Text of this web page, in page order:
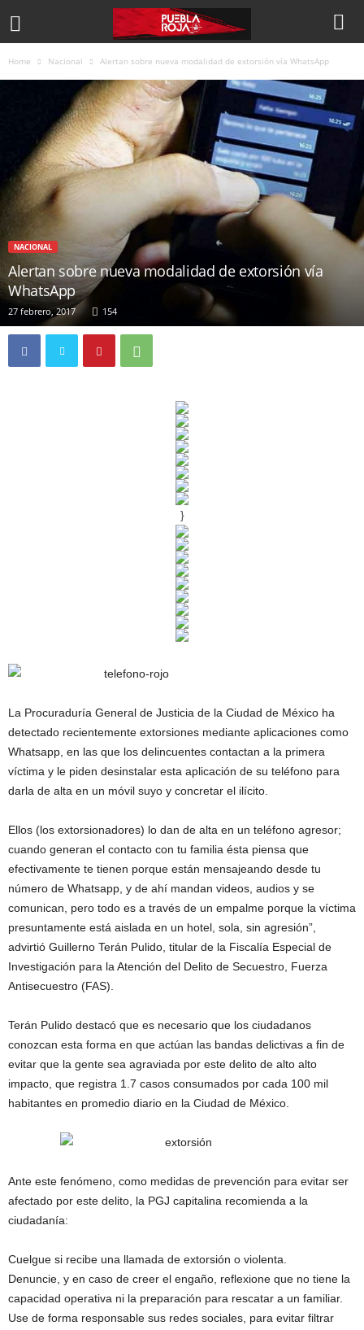
Home Nacional Alertan sobre nueva modalidad de extorsión vía WhatsApp
NACIONAL
Alertan sobre nueva modalidad de extorsión vía
WhatsApp
27 febrero, 2017 154
}
La Procuraduría General de Justicia de la Ciudad de México ha
detectado recientemente extorsiones mediante aplicaciones como
Whatsapp, en las que los delincuentes contactan a la primera
víctima y le piden desinstalar esta aplicación de su teléfono para
darla de alta en un móvil suyo y concretar el ilícito.
Ellos (los extorsionadores) lo dan de alta en un teléfono agresor;
cuando generan el contacto con tu familia ésta piensa que
efectivamente te tienen porque están mensajeando desde tu
número de Whatsapp, y de ahí mandan videos, audios y se
comunican, pero todo es a través de un empalme porque la víctima
presuntamente está aislada en un hotel, sola, sin agresión”,
advirtió Guillerno Terán Pulido, titular de la Fiscalía Especial de
Investigación para la Atención del Delito de Secuestro, Fuerza
Antisecuestro (FAS).
Terán Pulido destacó que es necesario que los ciudadanos
conozcan esta forma en que actúan las bandas delictivas a fin de
evitar que la gente sea agraviada por este delito de alto alto
impacto, que registra 1.7 casos consumados por cada 100 mil
habitantes en promedio diario en la Ciudad de México.
Ante este fenómeno, como medidas de prevención para evitar ser
afectado por este delito, la PGJ capitalina recomienda a la
ciudadanía:
Cuelgue si recibe una llamada de extorsión o violenta.
Denuncie, y en caso de creer el engaño, reflexione que no tiene la
capacidad operativa ni la preparación para rescatar a un familiar.
Use de forma responsable sus redes sociales, para evitar filtrar